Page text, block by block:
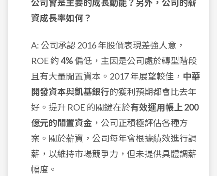
公司會是主要的成長動能？另外，公司的薪
資成長率如何？
A: 公司承認 2016 年股價表現差強人意，
ROE 約4%偏低，主因是公司處於轉型階段
且有大量閒置資本。2017 年展望較佳， 中華
開發資本與凱基銀行的獲利預期都會比去年
好。提升 ROE 的關鍵在於有效運用帳上 200
億元的閒置資金 ，公司正積極評估各種方
案。關於薪資，公司每年會根據績效進行調
薪，以維持市場競爭力，但未提供具體調薪
幅度。